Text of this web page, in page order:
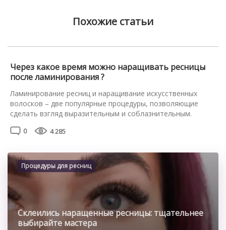
Похожие статьи
Через какое время можно наращивать ресницы
после ламинирования ?
Ламинирование ресниц и наращивание искусственных
волосков – две популярные процедуры, позволяющие
сделать взгляд выразительным и соблазнительным.
Во ходе процедуры ламинирования натуральные реснички
концентрацией витаминов и минералов. Действие
восстанавливающих профессиональных средств
направлено на оздоровление натуральных волосков, их
интенсивное питание. При использовании ламинирующих
составов каждую ресничку […]
0 4 285
Процедуры для ресниц
Склеились наращенные ресницы: тщательнее
выбирайте мастера